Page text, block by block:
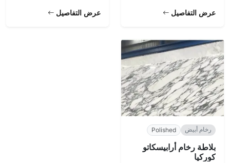
عرض التفاصيل عرض التفاصيل
رخام أبيض Polished
بلاطة رخام أرابيسكاتو
كوركيا